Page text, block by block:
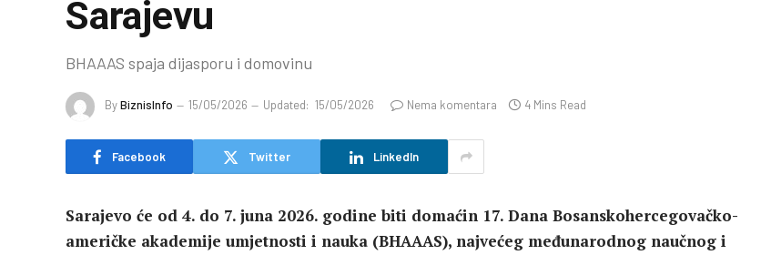
Sarajevu
BHAAAS spaja dijasporu i domovinu
ByBiznisInfo 15/05/2026 Updated: 15/05/2026 Nema komentara 4 Mins Read
Facebook Twitter LinkedIn
Sarajevo će od 4. do 7. juna 2026. godine biti domaćin 17. Dana Bosanskohercegovačko-
američke akademije umjetnosti i nauka (BHAAAS), najvećeg međunarodnog naučnog i